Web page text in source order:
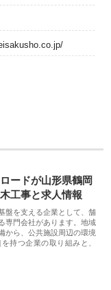
ードが山形県鶴岡
工事と求人情報
盤を支える企業として、舗
専門会社があります。地域
から、公共施設周辺の環境
持つ企業の取り組みと、